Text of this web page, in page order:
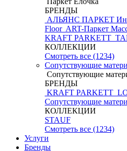
БРЕНДЫ
АЛЬЯНС ПАРКЕТ
Floor ART-Паркет
KRAFT PARKETT
КОЛЛЕКЦИИ
Смотреть все (1234)
Сопутствующие
Сопутствующие
БРЕНДЫ
KRAFT PARKETT
Сопутствующие
КОЛЛЕКЦИИ
STAUF
Смотреть все (1234)
Услуги
Бренды